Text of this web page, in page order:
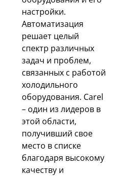
настройки.
Автоматизация
решает целый
спектр различных
задач и проблем,
связанных с работой
холодильного
оборудования. Carel
– один из лидеров в
этой области,
получивший свое
место в списке
благодаря высокому
качеству и